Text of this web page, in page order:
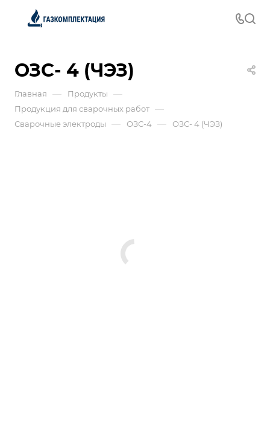
ОЗС- 4 (ЧЭЗ)
Главная — Продукты —
Продукция для сварочных работ —
Сварочные электроды — ОЗС-4 — ОЗС- 4 (ЧЭЗ)